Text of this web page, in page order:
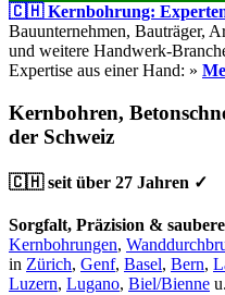
🇨🇭 Kernbohrung: Experten
Bauunternehmen, Bauträger,
und weitere Handwerk-
Expertise aus einer Hand: »
Kernbohren,
der Schweiz
🇨🇭 seit über 27 Jahren ✓
Sorgfalt, Präzision &
Kernbohrungen,
in Zürich, Genf, Basel, Bern,
Luzern, Lugano, Biel/Bienne